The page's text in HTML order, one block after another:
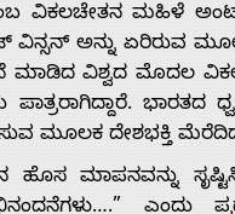
ವಿಕಲಚೇತನ ಮಹಿಳೆ
ಅನ್ನು ಏರಿರುವ
ಮಾಡಿದ ವಿಶ್ವದ ಮೊದಲ
ಭಾರತದ
ಮೂಲಕ ದೇಶಭಕ್ತಿ
ಹೊಸ ಮಾಪನವನ್ನು